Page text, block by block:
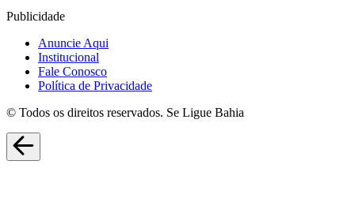
Publicidade
Anuncie Aqui
Institucional
Fale Conosco
Política de Privacidade
© Todos os direitos reservados. Se Ligue Bahia